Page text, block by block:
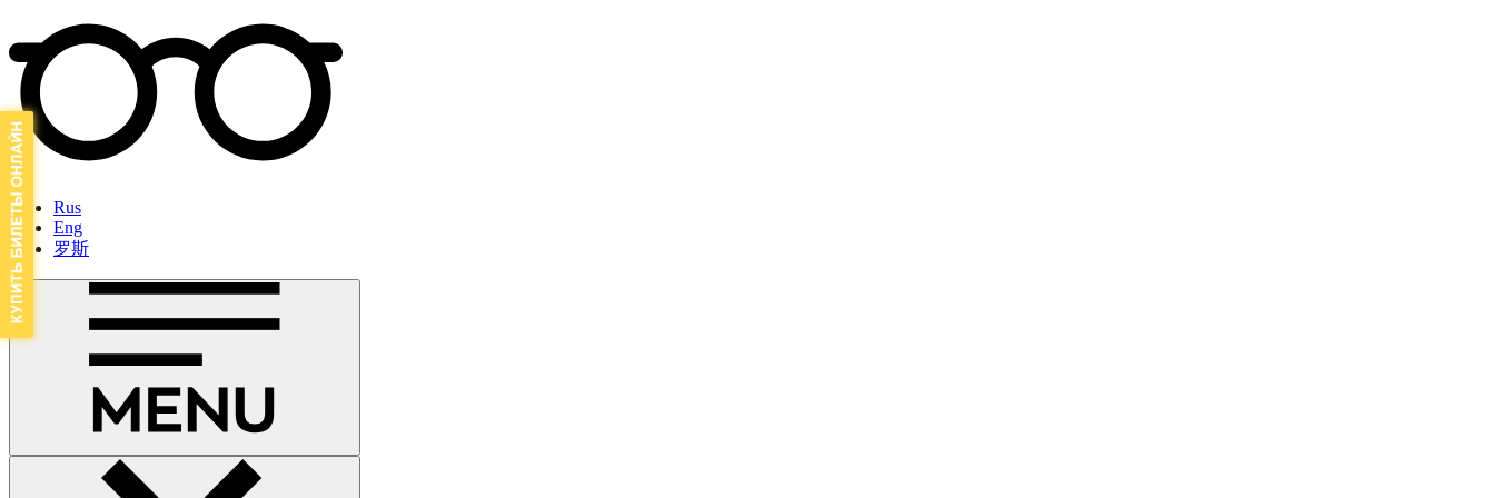
Rus
Eng
罗斯